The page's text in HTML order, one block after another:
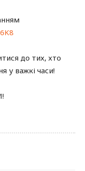
до тих, хто
у важкі часи!